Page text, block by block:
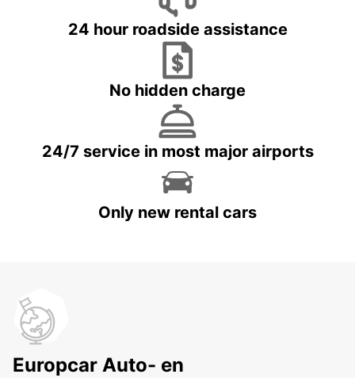
24 hour roadside assistance
No hidden charge
24/7 service in most major airports
Only new rental cars
Europcar Auto- en